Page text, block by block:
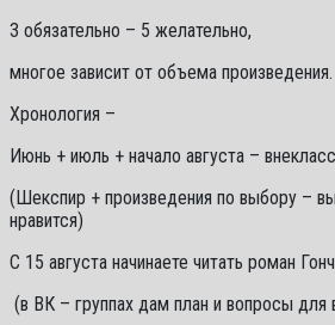
3 обязательно – 5 желательно,
многое зависит от объема произведения.
Хронология –
Июнь + июль + начало августа –
(Шекспир + произведения по выбору –
нравится)
С 15 августа начинаете читать роман
(в ВК – группах дам план и вопросы для